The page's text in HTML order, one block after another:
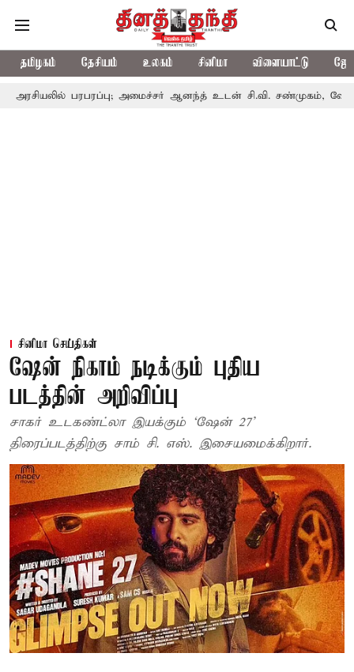
தமிழகம் தேசியம் உலகம் சினிமா விளையாட்டு
பரபரப்பு; அமைச்சர் ஆனந்த் உடன் சி.வி. சண்முகம், வேலுமணி
சினிமா செய்திகள்
ஷேன் நிகாம் நடிக்கும் புதிய
படத்தின் அறிவிப்பு
சாகர் உடகண்ட்லா இயக்கும் ‘ஷேன் 27’
திரைப்படத்திற்கு சாம் சி. எஸ். இசையமைக்கிறார்.